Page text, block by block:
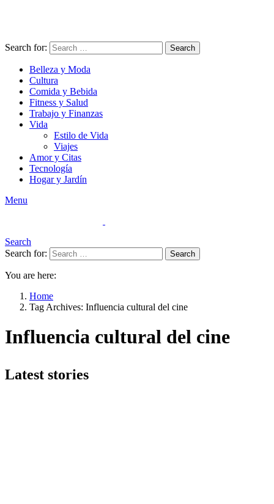
Search for: Search
Belleza y Moda
Cultura
Comida y Bebida
Fitness y Salud
Trabajo y Finanzas
Vida
Estilo de Vida
Viajes
Amor y Citas
Tecnología
Hogar y Jardín
Menu
Search
Search for:
Search
You are here:
Home
Tag Archives: Influencia cultural del cine
Influencia cultural del cine
Latest stories